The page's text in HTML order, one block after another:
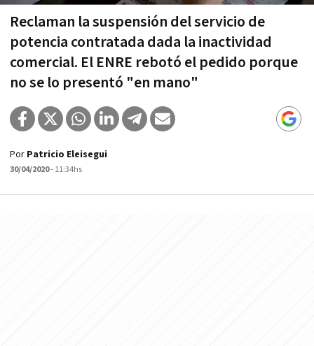
Reclaman la suspensión del servicio de
potencia contratada dada la inactividad
comercial. El ENRE rebotó el pedido porque
no se lo presentó "en mano"
Por Patricio Eleisegui
30/04/2020- 11:34hs